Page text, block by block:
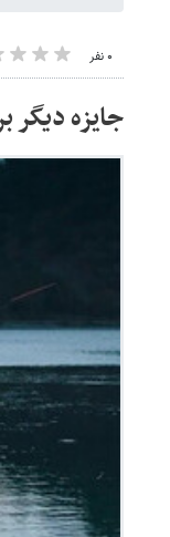
۰ نفر
جایزه دیگر